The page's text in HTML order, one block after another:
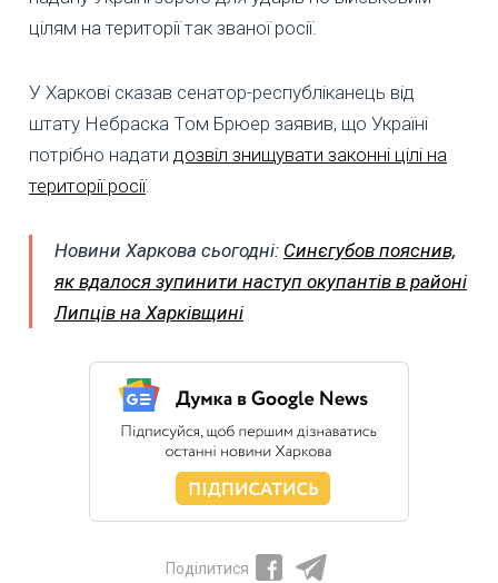
цілям на території так званої росії.
У Харкові сказав сенатор-республіканець від
штату Небраска Том Брюер заявив, що Україні
потрібно надати дозвіл знищувати законні цілі на
території росії.
Новини Харкова сьогодні: Синєгубов пояснив,
як вдалося зупинити наступ окупантів в районі
Липців на Харківщині
Поділитися